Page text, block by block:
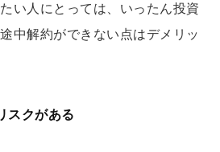
い人にとっては、いったん投資
中解約ができない点はデメリッ
スクがある